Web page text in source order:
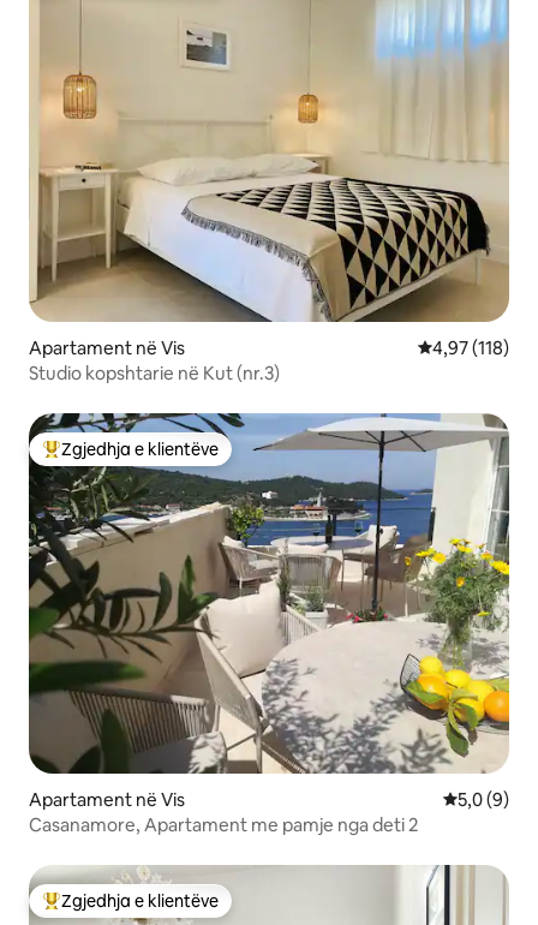
Apartament në Vis Vlerësimi
4,97 (118)
Studio kopshtarie në Kut (nr.3)
Më të mirat e zgjedhjeve të klientëve
Zgjedhja e klientëve
Apartament në Vis Vlerësimi
5,0 (9)
Casanamore, Apartament me pamje nga deti 2
Më të mirat e zgjedhjeve të klientëve
Zgjedhja e klientëve